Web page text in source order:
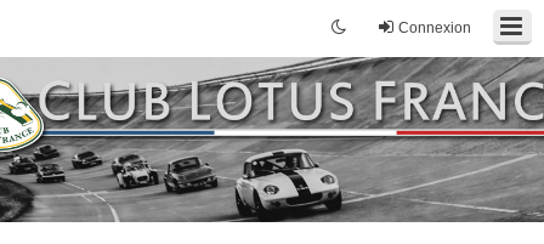
Connexion